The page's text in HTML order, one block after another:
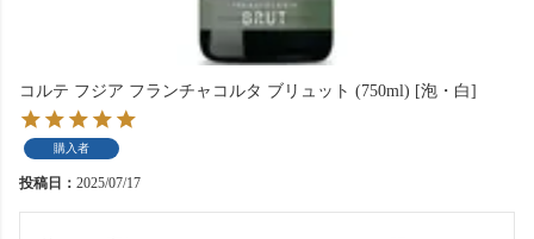
コルテ フジア フランチャコルタ ブリュット (750ml) [泡・白]
購入者
投稿日 2025/07/17